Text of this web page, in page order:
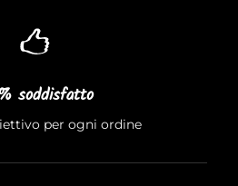
soddisfatto
per ogni ordine